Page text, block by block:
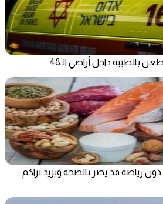
دون رياضة قد يضر بالصحة ويزيد تراكم